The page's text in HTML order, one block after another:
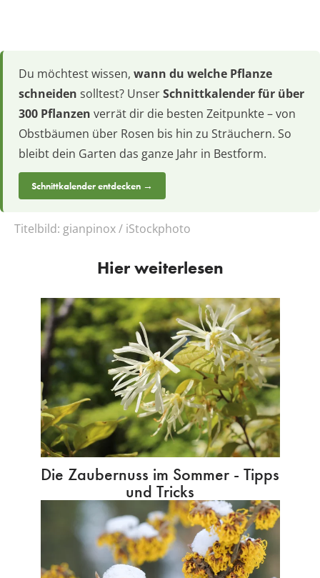
Du möchtest wissen, wann du welche Pflanze
schneiden solltest? UnserSchnittkalender für über
300 Pflanzen verrät dir die besten Zeitpunkte – von
Obstbäumen über Rosen bis hin zu Sträuchern. So
bleibt dein Garten das ganze Jahr in Bestform.
Schnittkalender entdecken →
Titelbild: gianpinox / iStockphoto
Hier weiterlesen
Die Zaubernuss im Sommer - Tipps
und Tricks